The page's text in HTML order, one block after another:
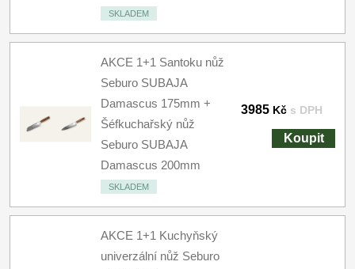
SKLADEM
AKCE 1+1 Santoku nůž
Seburo SUBAJA
Damascus 175mm +
Šéfkuchařský nůž
Seburo SUBAJA
Damascus 200mm
SKLADEM
3985 Kč s DPH
Koupit
AKCE 1+1 Kuchyňský
univerzální nůž Seburo